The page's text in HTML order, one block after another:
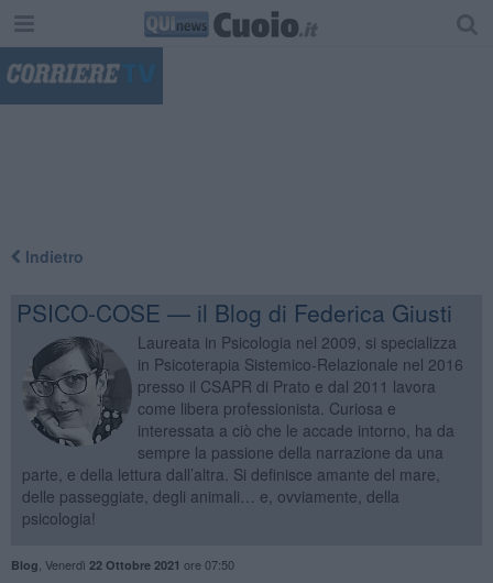
Indietro
PSICO-COSE — il Blog di Federica Giusti
Laureata in Psicologia nel 2009, si specializza
in Psicoterapia Sistemico-Relazionale nel 2016
presso il CSAPR di Prato e dal 2011 lavora
come libera professionista. Curiosa e
interessata a ciò che le accade intorno, ha da
sempre la passione della narrazione da una
parte, e della lettura dall’altra. Si definisce amante del mare,
delle passeggiate, degli animali… e, ovviamente, della
psicologia!
Blog Venerdì 22 Ottobre 2021 ore 07:50